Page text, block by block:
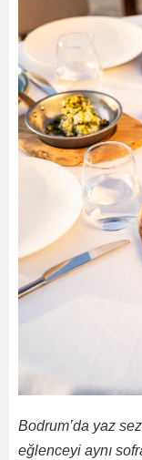
Bodrum’da yaz
eğlenceyi aynı